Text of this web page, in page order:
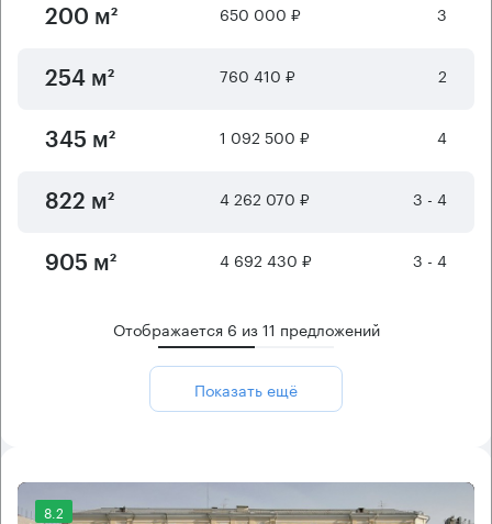
200 м² 650 000 ₽ 3
254 м² 760 410 ₽ 2
345 м² 1 092 500 ₽ 4
822 м² 4 262 070 ₽ 3 - 4
905 м² 4 692 430 ₽ 3 - 4
Отображается 6 из11 предложений
Показать ещё
8.2